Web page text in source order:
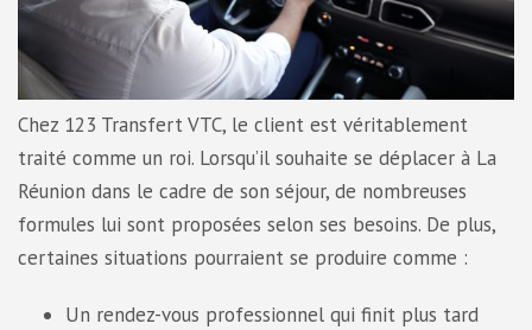
Chez 123 Transfert VTC, le client est véritablement
traité comme un roi. Lorsqu’il souhaite se déplacer à La
Réunion dans le cadre de son séjour, de nombreuses
formules lui sont proposées selon ses besoins. De plus,
certaines situations pourraient se produire comme :
Un rendez-vous professionnel qui finit plus tard